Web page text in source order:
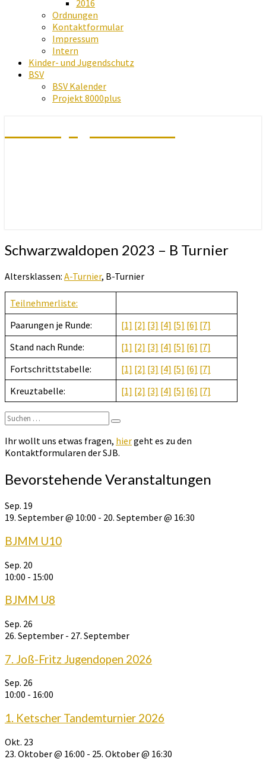
2016
Ordnungen
Kontaktformular
Impressum
Intern
Kinder- und Jugendschutz
BSV
BSV Kalender
Projekt 8000plus
Schwarzwaldopen
2023
–
B
Turnier
Schwarzwaldopen 2023 – B Turnier
Altersklassen: A-Turnier, B-Turnier
Teilnehmerliste:
Paarungen je Runde:
[1] [2] [3] [4] [5] [6] [7]
Stand nach Runde:
[1] [2] [3] [4] [5] [6] [7]
Fortschrittstabelle:
[1] [2] [3] [4] [5] [6] [7]
Kreuztabelle:
[1] [2] [3] [4] [5] [6] [7]
Suchen
nach:
Suchen
Ihr wollt uns etwas fragen, hiergeht es zu den
Kontaktformularen der SJB.
Bevorstehende Veranstaltungen
Sep. 19
19. September @ 10:00 - 20. September @ 16:30
BJMM U10
Sep. 20
10:00 - 15:00
BJMM U8
Sep. 26
26. September - 27. September
7. Joß-Fritz Jugendopen 2026
Sep. 26
10:00 - 16:00
1. Ketscher Tandemturnier 2026
Okt. 23
23. Oktober @ 16:00 - 25. Oktober @ 16:30